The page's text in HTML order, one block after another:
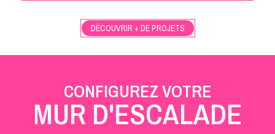
DÉCOUVRIR + DE PROJETS
CONFIGUREZ VOTRE
MUR D'ESCALADE